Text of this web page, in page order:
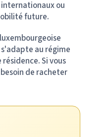
ou
future.
luxembourgeoise
au régime
Si vous
de racheter